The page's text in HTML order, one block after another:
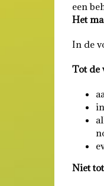
een
Het
In de
Tot de
Niet